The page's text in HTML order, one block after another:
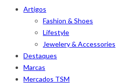
Artigos
Fashion & Shoes
Lifestyle
Jewelery & Accessories
Destaques
Marcas
Mercados TSM